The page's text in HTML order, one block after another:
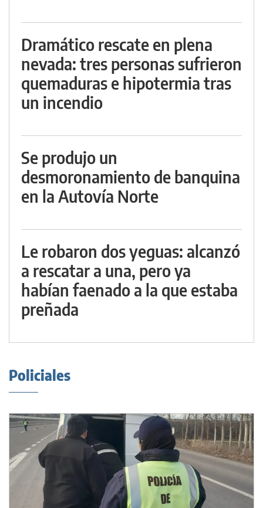
Dramático rescate en plena
nevada: tres personas sufrieron
quemaduras e hipotermia tras
un incendio
Se produjo un
desmoronamiento de banquina
en la Autovía Norte
Le robaron dos yeguas: alcanzó
a rescatar a una, pero ya
habían faenado a la que estaba
preñada
Policiales